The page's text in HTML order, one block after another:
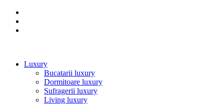
Luxury
Bucatarii luxury
Dormitoare luxury
Sufragerii luxury
Living luxury